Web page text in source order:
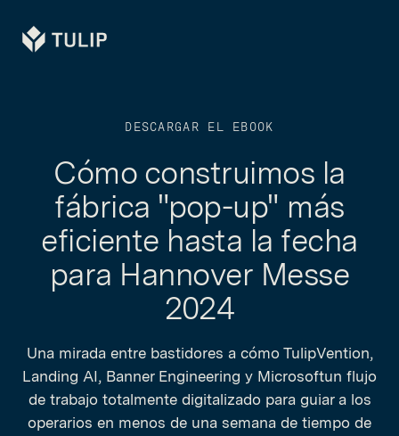
Tulip
DESCARGAR EL EBOOK
Cómo construimos la
fábrica "pop-up" más
eficiente hasta la fecha
para Hannover Messe
2024
Una mirada entre bastidores a cómo TulipVention,
Landing AI, Banner Engineering y Microsoftun flujo
de trabajo totalmente digitalizado para guiar a los
operarios en menos de una semana de tiempo de